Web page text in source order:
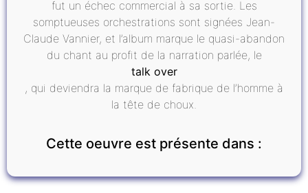
fut un échec commercial à sa sortie. Les
somptueuses orchestrations sont signées Jean-
Claude Vannier, et l’album marque le quasi-abandon
du chant au profit de la narration parlée, le
talk over
, qui deviendra la marque de fabrique de l’homme à
la tête de choux.
Cette oeuvre est présente dans :